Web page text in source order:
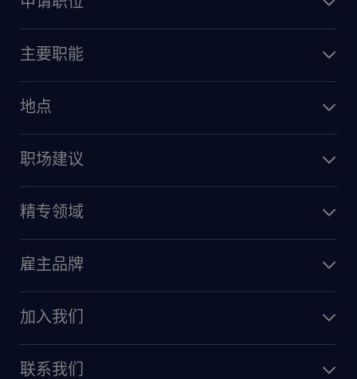
主要职能
地点
职场建议
精专领域
雇主品牌
加入我们
联系我们